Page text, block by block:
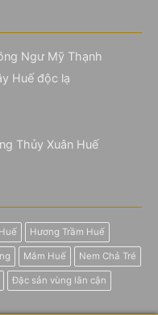
Ngư Mỹ Thạnh
Huế độc lạ
Thủy Xuân Huế
Hương Trầm Huế
Mắm Huế Nem Chả Tré
Đặc sản vùng lân cận